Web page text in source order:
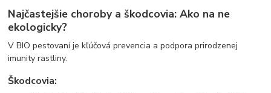
Najčastejšie choroby a škodcovia: Ako na ne
ekologicky?
V BIO pestovaní je kľúčová prevencia a podpora prirodzenej
imunity rastliny.
Škodcovia: